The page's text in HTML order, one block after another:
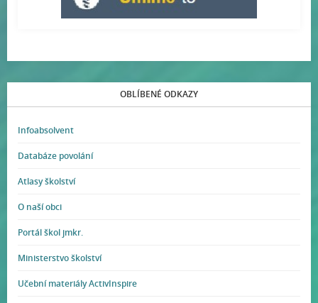
OBLÍBENÉ ODKAZY
Infoabsolvent
Databáze povolání
Atlasy školství
O naší obci
Portál škol jmkr.
Ministerstvo školství
Učební materiály ActivInspire